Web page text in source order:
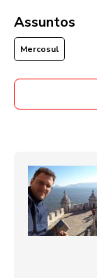
Assuntos
Mercosul